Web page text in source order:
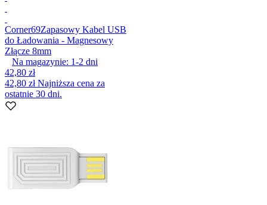
Corner69Zapasowy Kabel USB
do Ładowania - Magnesowy
Złącze 8mm
Na magazynie: 1-2 dni
42,80 zł
42,80 złNajniższa cena za
ostatnie 30 dni.